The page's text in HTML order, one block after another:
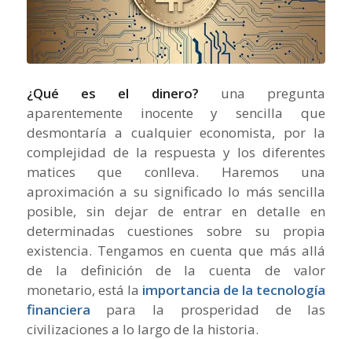
¿Qué es el dinero? una pregunta
aparentemente inocente y sencilla que
desmontaría a cualquier economista, por la
complejidad de la respuesta y los diferentes
matices que conlleva. Haremos una
aproximación a su significado lo más sencilla
posible, sin dejar de entrar en detalle en
determinadas cuestiones sobre su propia
existencia. Tengamos en cuenta que más allá
de la definición de la cuenta de valor
monetario, está la importancia de la tecnología
financiera para la prosperidad de las
civilizaciones a lo largo de la historia.